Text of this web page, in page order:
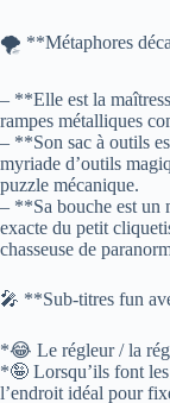
🌪️ **Métaphores
– **Elle est la
rampes métalliques
– **Son sac à outils
myriade d’outils
puzzle mécanique.
– **Sa bouche est un
exacte du petit
chasseuse de
🎤 **Sub-titres fun
*😂 Le régleur / la
*🤪 Lorsqu’ils font
l’endroit idéal pour